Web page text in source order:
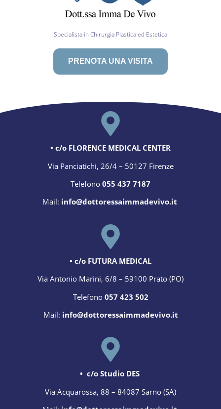
Specialista in Chirurgia Plastica ed Estetica
PRENOTA UNA VISITA
• c/o FLORENCE MEDICAL CENTER
Via Panciatichi, 26/4 – 50127 Firenze
Telefono 055 437 7187
Mail: info@dottoressaimmadevivo.it
• c/o FUTURA MEDICAL
Via Antonio Marini, 6/8 – 59100 Prato (PO)
Telefono 057 423 502
Mail: info@dottoressaimmadevivo.it
• c/o Studio DES
Via Acquarossa, 88 – 84087 Sarno (SA)